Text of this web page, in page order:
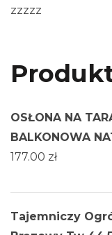
zzzzz
OSŁONA NA
BALKONOWA
177.00 zł
Tajemniczy